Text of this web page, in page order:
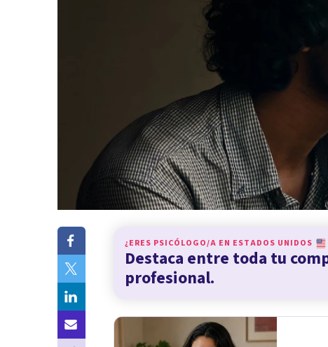
¿ERES PSICÓLOGO/A EN ESTADOS UNIDOS
Destaca entre toda tu
profesional.